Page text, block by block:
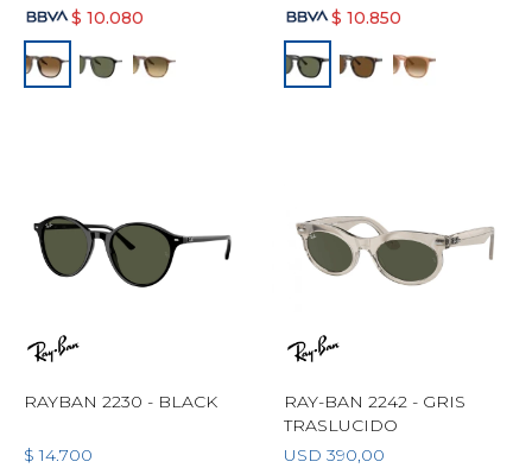
$ 10.080
$ 10.850
RAYBAN 2230 - BLACK
$ 14.700
RAY-BAN 2242 - GRIS
TRASLUCIDO
USD 390,00